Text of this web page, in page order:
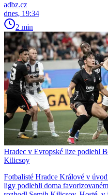
adbz.cz
dnes, 19:34
2 min
Hradec v Evropské lize podlehl
Kilicsoy
Fotbalisté Hradce Králové v
ligy podlehli doma